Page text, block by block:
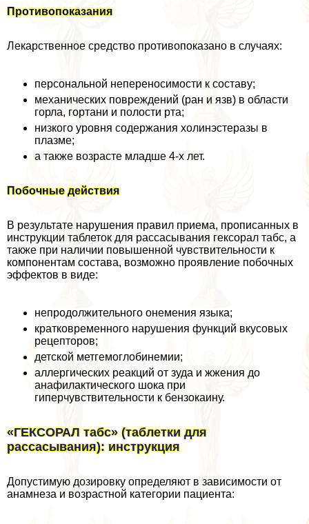
Противопоказания
Лекарственное средство противопоказано в случаях:
персональной непереносимости к составу;
механических повреждений (ран и язв) в области
горла, гортани и полости рта;
низкого уровня содержания холинэстеразы в
плазме;
а также возрасте младше 4-х лет.
Побочные действия
В результате нарушения правил приема, прописанных в
инструкции таблеток для рассасывания гексорал табс, а
также при наличии повышенной чувствительности к
компонентам состава, возможно проявление побочных
эффектов в виде:
непродолжительного онемения языка;
кратковременного нарушения функций вкусовых
рецепторов;
детской метгемоглобинемии;
аллергических реакций от зуда и жжения до
анафилактического шока при
гиперчувствительности к бензокаину.
«ГЕКСОРАЛ табс» (таблетки для
рассасывания): инструкция
Допустимую дозировку определяют в зависимости от
анамнеза и возрастной категории пациента: